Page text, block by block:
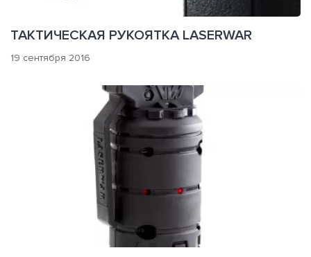
ТАКТИЧЕСКАЯ РУКОЯТКА LASERWAR
19 сентября 2016